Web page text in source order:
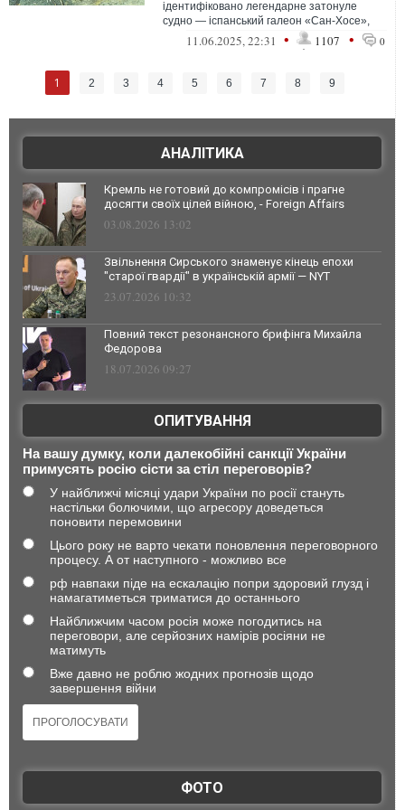
ідентифіковано легендарне затонуле
судно — іспанський галеон «Сан-Хосе»,
яке вважається найбагатшою корабельною
11.06.2025, 22:31 • 1107 • 0
1 2 3 4 5 6 7 8 9
АНАЛІТИКА
Кремль не готовий до компромісів і прагне
досягти своїх цілей війною, - Foreign Affairs
03.08.2026 13:02
Звільнення Сирського знаменує кінець епохи
"старої гвардії" в українській армії — NYT
23.07.2026 10:32
Повний текст резонансного брифінга Михайла
Федорова
18.07.2026 09:27
ОПИТУВАННЯ
На вашу думку, коли далекобійні санкції України
примусять росію сісти за стіл переговорів?
У найближчі місяці удари України по росії стануть
настільки болючими, що агресору доведеться
поновити перемовини
Цього року не варто чекати поновлення переговорного
процесу. А от наступного - можливо все
рф навпаки піде на ескалацію попри здоровий глузд і
намагатиметься триматися до останнього
Найближчим часом росія може погодитись на
переговори, але серйозних намірів росіяни не
матимуть
Вже давно не роблю жодних прогнозів щодо
завершення війни
ФОТО